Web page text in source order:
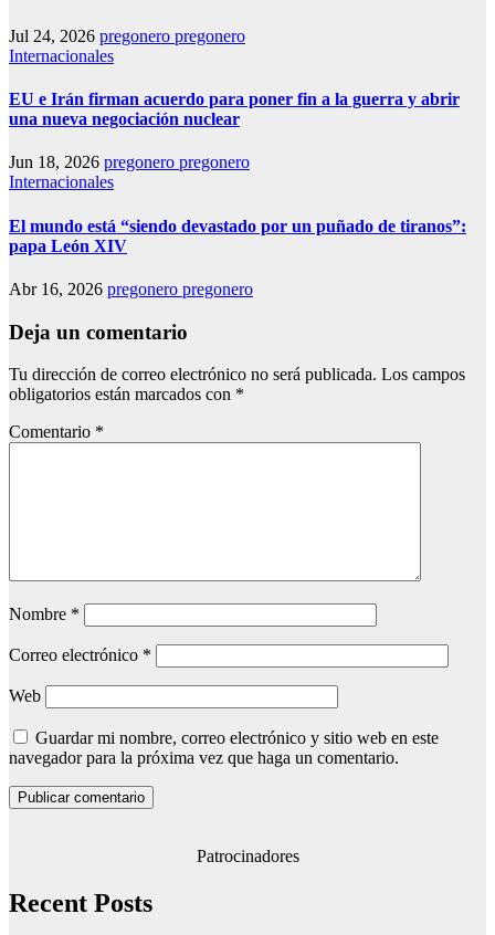
Jul 24, 2026 pregonero pregonero
Internacionales
EU e Irán firman acuerdo para poner fin a la guerra y abrir
una nueva negociación nuclear
Jun 18, 2026 pregonero pregonero
Internacionales
El mundo está “siendo devastado por un puñado de tiranos”:
papa León XIV
Abr 16, 2026 pregonero pregonero
Deja un comentario
Tu dirección de correo electrónico no será publicada. Los campos
obligatorios están marcados con *
Comentario *
Nombre *
Correo electrónico *
Web
Guardar mi nombre, correo electrónico y sitio web en este
navegador para la próxima vez que haga un comentario.
Patrocinadores
Recent Posts